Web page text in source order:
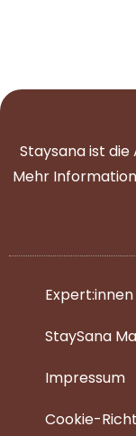
Staysana ist
Mehr
Expert:innen
StaySana
Impressum
Cookie-